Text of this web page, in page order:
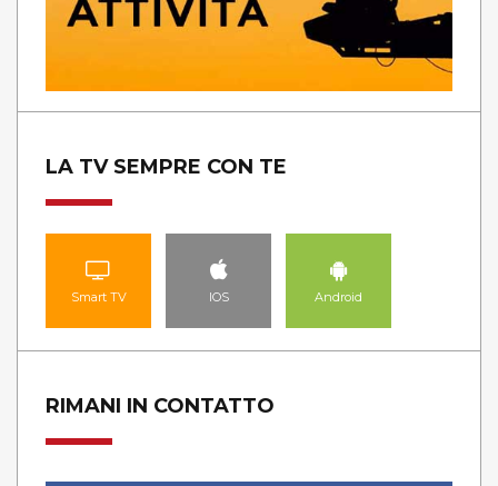
LA TV SEMPRE CON TE
Smart TV IOS Android
RIMANI IN CONTATTO